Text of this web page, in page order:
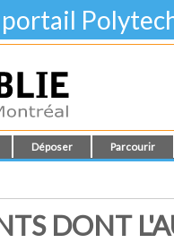
portail
Déposer Parcourir
DONT